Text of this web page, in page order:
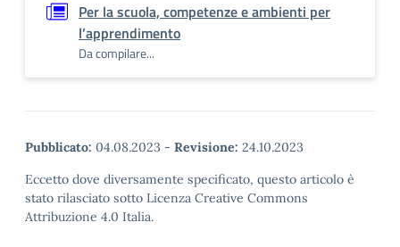
Per la scuola, competenze e ambienti per
l’apprendimento
Da compilare...
Pubblicato: 04.08.2023 - Revisione: 24.10.2023
Eccetto dove diversamente specificato, questo articolo è
stato rilasciato sotto Licenza Creative Commons
Attribuzione 4.0 Italia.